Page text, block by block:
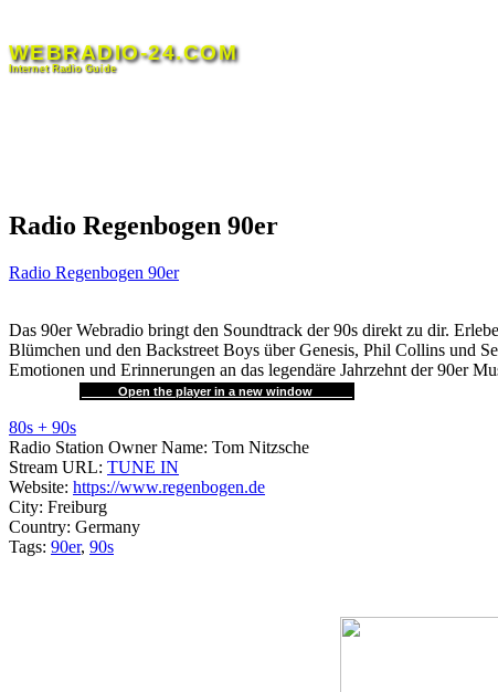
content
WEBRADIO-24.COM
Internet Radio Guide
Radio Regenbogen 90er
Radio Regenbogen 90er
Das 90er Webradio bringt den Soundtrack der 90s direkt zu dir.
Blümchen und den Backstreet Boys über Genesis, Phil Collins und
Emotionen und Erinnerungen an das legendäre Jahrzehnt der 90er
Open the player in a new window
80s + 90s
Radio Station Owner Name: Tom Nitzsche
Stream URL: TUNE IN
Website: https://www.regenbogen.de
City: Freiburg
Country: Germany
Tags: 90er, 90s